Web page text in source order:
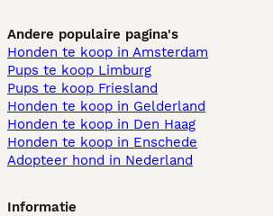
Andere populaire pagina's
Honden te koop in Amsterdam
Pups te koop Limburg​
Pups te koop Friesland​
Honden te koop in Gelderland
Honden te koop in Den Haag
Honden te koop in Enschede
Adopteer hond in Nederland
Informatie